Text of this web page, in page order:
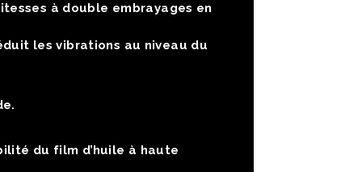
à double embrayages en
les vibrations au niveau du
du film d’huile à haute